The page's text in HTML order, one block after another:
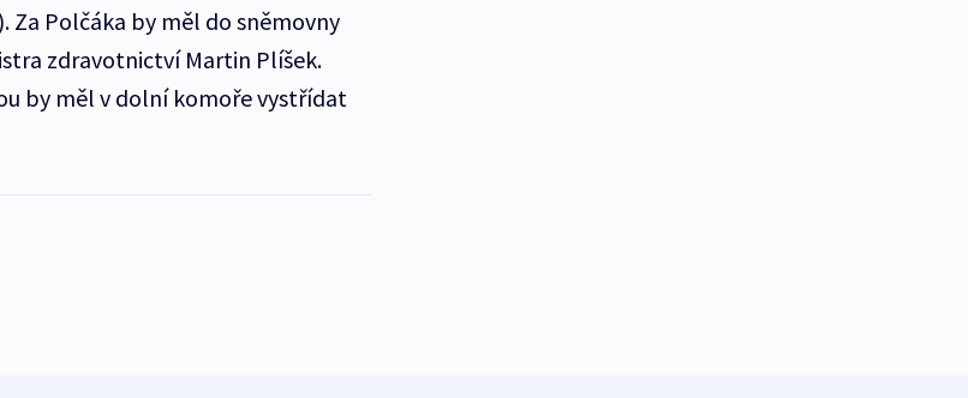
Za Polčáka by měl do sněmovny
zdravotnictví Martin Plíšek.
by měl v dolní komoře vystřídat